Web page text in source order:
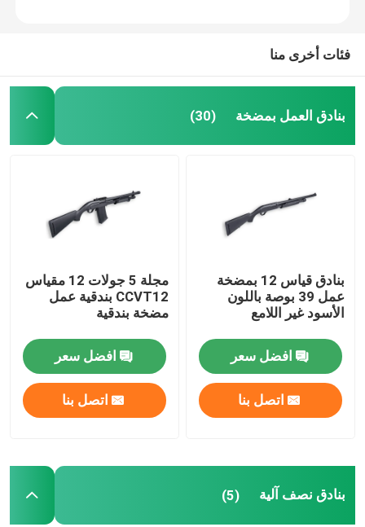
البصريات بندقية
فئات أخرى منا
بنادق العمل بمضخة (30)
بنادق قياس 12 بمضخة
عمل 39 بوصة باللون
الأسود غير اللامع
افضل سعر
اتصل بنا
مجلة 5 جولات 12 مقياس
CCVT12 بندقية عمل
مضخة بندقية
افضل سعر
اتصل بنا
بنادق نصف آلية (5)